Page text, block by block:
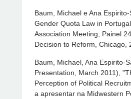
Baum, Michael e Ana
Gender Quota Law in
Association Meeting, Painel
Decision to Reform, Chicago,
Baum, Michael, Ana Espirito-
Presentation, March 2011),
Perception of Political
a apresentar na Midwestern